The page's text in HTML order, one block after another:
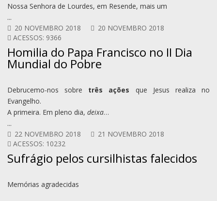
Nossa Senhora de Lourdes, em Resende, mais um
...
20 NOVEMBRO 2018
20 NOVEMBRO 2018
ACESSOS: 9366
Homilia do Papa Francisco no II Dia
Mundial do Pobre
Debrucemo-nos sobre três ações que Jesus realiza no
Evangelho.
A primeira. Em pleno dia, deixa…
...
22 NOVEMBRO 2018
21 NOVEMBRO 2018
ACESSOS: 10232
Sufrágio pelos cursilhistas falecidos
Memórias agradecidas